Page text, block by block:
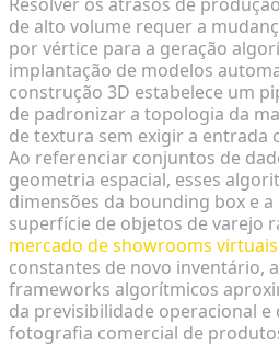
de alto volume requer a
por vértice para a geração
implantação de modelos
construção 3D estabelece um
de padronizar a topologia da
de textura sem exigir a entrada
Ao referenciar conjuntos de
geometria espacial, esses
dimensões da bounding box e
superfície de objetos de varejo
mercado de showrooms
constantes de novo inventário,
frameworks algorítmicos
da previsibilidade operacional
fotografia comercial de